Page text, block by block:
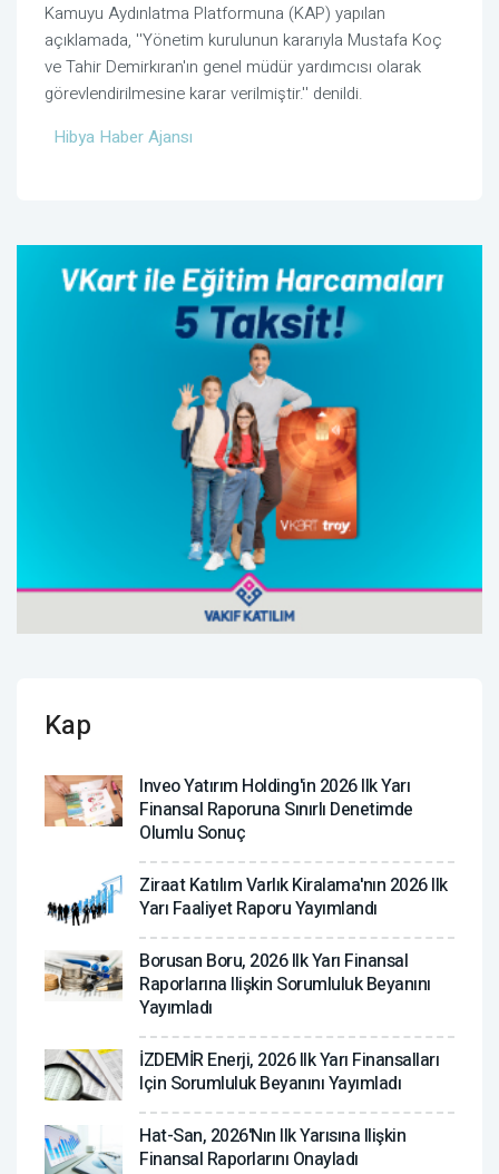
Kamuyu Aydınlatma Platformuna (KAP) yapılan
açıklamada, ''Yönetim kurulunun kararıyla Mustafa Koç
ve Tahir Demirkıran'ın genel müdür yardımcısı olarak
görevlendirilmesine karar verilmiştir.'' denildi.
Hibya Haber Ajansı
Kap
Inveo Yatırım Holding'in 2026 Ilk Yarı
Finansal Raporuna Sınırlı Denetimde
Olumlu Sonuç
Ziraat Katılım Varlık Kiralama'nın 2026 Ilk
Yarı Faaliyet Raporu Yayımlandı
Borusan Boru, 2026 Ilk Yarı Finansal
Raporlarına Ilişkin Sorumluluk Beyanını
Yayımladı
İZDEMİR Enerji, 2026 Ilk Yarı Finansalları
Için Sorumluluk Beyanını Yayımladı
Hat-San, 2026'nın Ilk Yarısına Ilişkin
Finansal Raporlarını Onayladı